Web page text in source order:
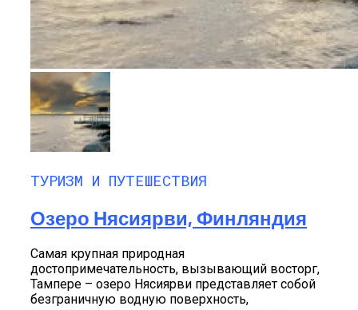
ТУРИЗМ И ПУТЕШЕСТВИЯ
Озеро Нясиярви, Финляндия
Самая крупная природная
достопримечательность, вызывающий восторг,
Тампере – озеро Нясиярви представляет собой
безграничную водную поверхность,